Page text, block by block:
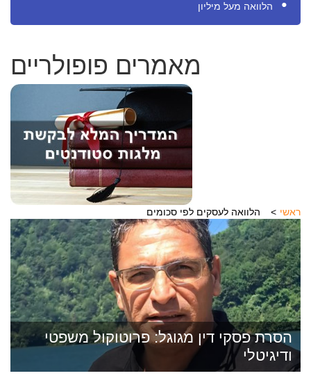
הלוואה מעל מיליון
מאמרים פופולריים
ראשי הלוואה לעסקים לפי סכומים
הסרת פסקי דין מגוגל: פרוטוקול משפטי
ודיגיטלי